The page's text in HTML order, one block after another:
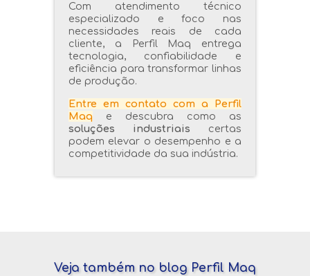
Com atendimento técnico
especializado e foco nas
necessidades reais de cada
cliente, a Perfil Maq entrega
tecnologia, confiabilidade e
eficiência para transformar linhas
de produção.
Entre em contato com a Perfil
Maq e descubra como as
soluções industriais certas
podem elevar o desempenho e a
competitividade da sua indústria.
Veja também no blog Perfil Maq